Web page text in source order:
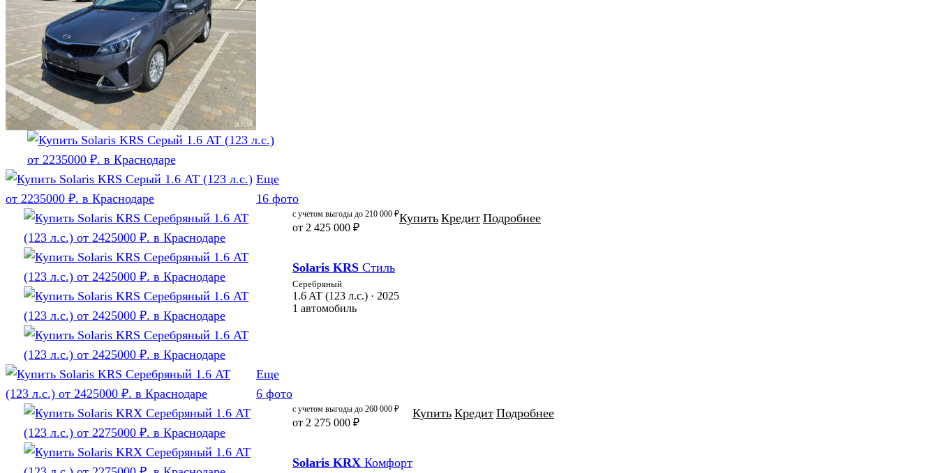
Еще
16 фото
Еще
6 фото
с учетом выгоды до 210 000 ₽
от 2 425 000 ₽
Solaris KRS Стиль
Серебряный
1.6 AT (123 л.с.) · 2025
1 автомобиль
Купить Кредит Подробнее
с учетом выгоды до 260 000 ₽
от 2 275 000 ₽
Solaris KRX Комфорт
Купить Кредит Подробнее